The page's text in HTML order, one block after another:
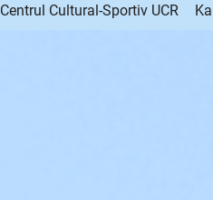
Centrul Cultural-Sportiv UCR